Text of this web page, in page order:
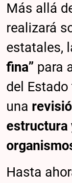
Más allá
realizará
estatales,
fina” para
del
una
estructura
Hasta